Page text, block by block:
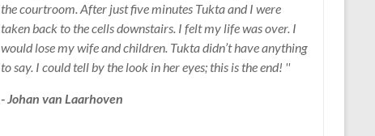
the courtroom. After just five minutes Tukta and I were
taken back to the cells downstairs. I felt my life was over. I
would lose my wife and children. Tukta didn’t have anything
to say. I could tell by the look in her eyes; this is the end! ''
- Johan van Laarhoven